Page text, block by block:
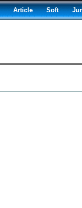
Article Soft